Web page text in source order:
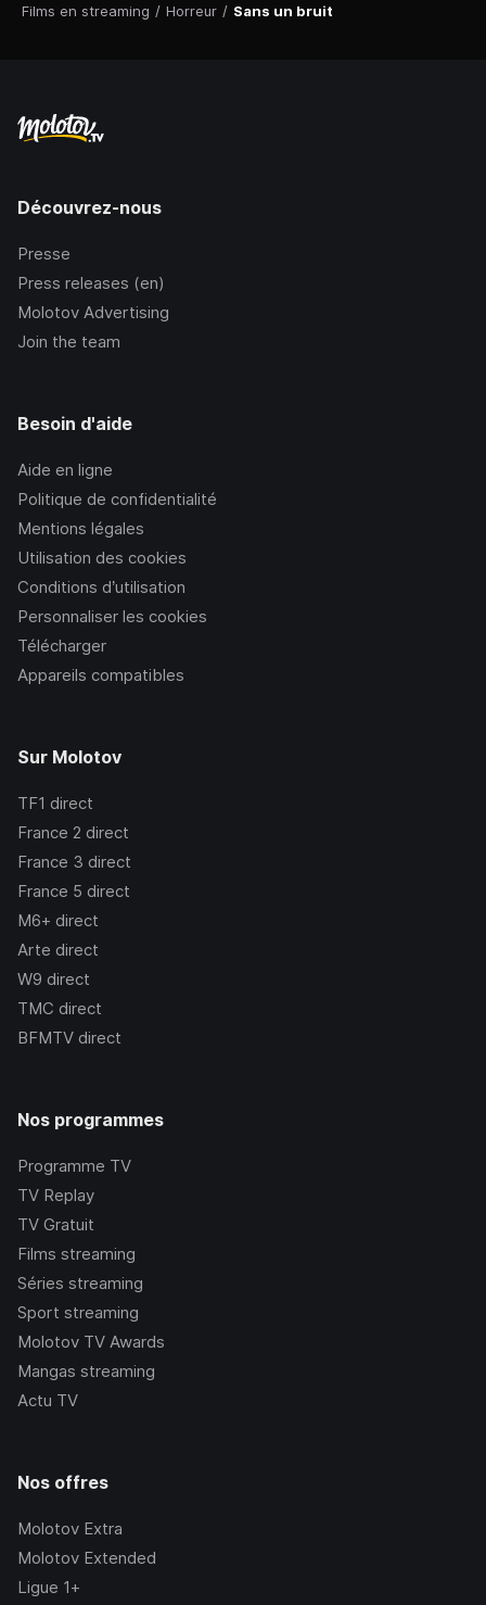
Films en streaming / Horreur / Sans un bruit
Découvrez-nous
Presse
Press releases (en)
Molotov Advertising
Join the team
Besoin d'aide
Aide en ligne
Politique de confidentialité
Mentions légales
Utilisation des cookies
Conditions d’utilisation
Personnaliser les cookies
Télécharger
Appareils compatibles
Sur Molotov
TF1 direct
France 2 direct
France 3 direct
France 5 direct
M6+ direct
Arte direct
W9 direct
TMC direct
BFMTV direct
Nos programmes
Programme TV
TV Replay
TV Gratuit
Films streaming
Séries streaming
Sport streaming
Molotov TV Awards
Mangas streaming
Actu TV
Nos offres
Molotov Extra
Molotov Extended
Ligue 1+